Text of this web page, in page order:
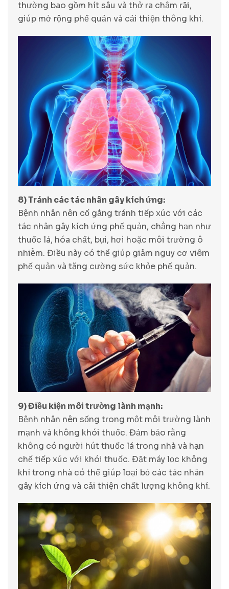
thường bao gồm hít sâu và thở ra chậm rãi,
giúp mở rộng phế quản và cải thiện thông khí.
8) Tránh các tác nhân gây kích ứng:
Bệnh nhân nên cố gắng tránh tiếp xúc với các
tác nhân gây kích ứng phế quản, chẳng hạn như
thuốc lá, hóa chất, bụi, hơi hoặc môi trường ô
nhiễm. Điều này có thể giúp giảm nguy cơ viêm
phế quản và tăng cường sức khỏe phế quản.
9) Điều kiện môi trường lành mạnh:
Bệnh nhân nên sống trong một môi trường lành
mạnh và không khói thuốc. Đảm bảo rằng
không có người hút thuốc lá trong nhà và hạn
chế tiếp xúc với khói thuốc. Đặt máy lọc không
khí trong nhà có thể giúp loại bỏ các tác nhân
gây kích ứng và cải thiện chất lượng không khí.